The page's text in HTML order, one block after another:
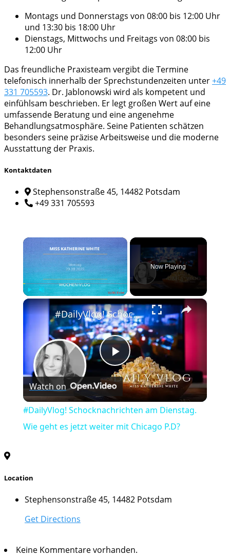
Montags und Donnerstags von 08:00 bis 12:00 Uhr
und 13:30 bis 18:00 Uhr
Dienstags, Mittwochs und Freitags von 08:00 bis
12:00 Uhr
Das freundliche Praxisteam vergibt die Termine
telefonisch innerhalb der Sprechstundenzeiten unter+49
331 705593. Dr. Jablonowski wird als kompetent und
einfühlsam beschrieben. Er legt großen Wert auf eine
umfassende Beratung und eine angenehme
Behandlungsatmosphäre. Seine Patienten schätzen
besonders seine präzise Arbeitsweise und die moderne
Ausstattung der Praxis.
Kontaktdaten
Stephensonstraße 45, 14482 Potsdam
+49 331 705593
×
Play Unmute
Now Playing
×
Play
Video
#DailyVlog! Schocknachrichten am Dienstag. Wie geht es jetzt weiter mit Chicago P.D?
Watch on
#DailyVlog! Schocknachrichten am Dienstag.
Wie geht es jetzt weiter mit Chicago P.D?
Location
Stephensonstraße 45, 14482 Potsdam
Get Directions
Keine Kommentare vorhanden.